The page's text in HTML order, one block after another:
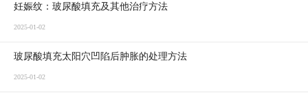
妊娠纹：玻尿酸填充及其他治疗方法
2025-01-02
玻尿酸填充太阳穴凹陷后肿胀的处理方法
2025-01-02